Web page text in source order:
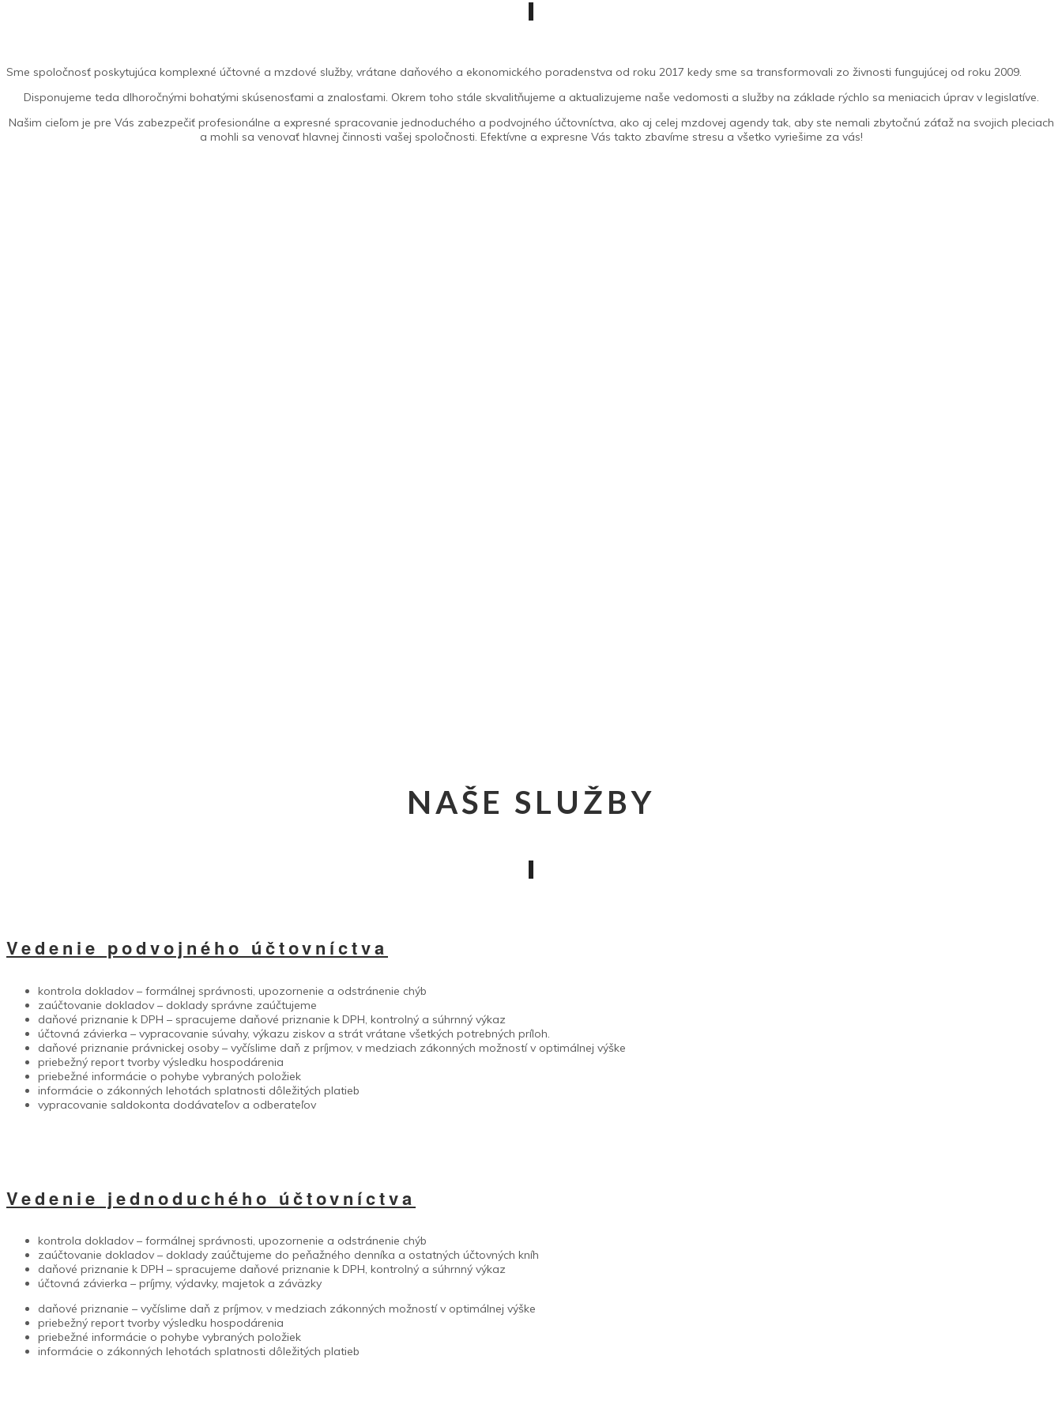
Sme spoločnosť poskytujúca komplexné účtovné a mzdové služby, vrátane daňového a ekonomického poradenstva od roku 2017 kedy sme sa transformovali zo živnosti fungujúcej od roku 2009.
Disponujeme teda dlhoročnými bohatými skúsenosťami a znalosťami. Okrem toho stále skvalitňujeme a aktualizujeme naše vedomosti a služby na základe rýchlo sa meniacich úprav v legislatíve.
Našim cieľom je pre Vás zabezpečiť profesionálne a expresné spracovanie jednoduchého a podvojného účtovníctva, ako aj celej mzdovej agendy tak, aby ste nemali zbytočnú záťaž na svojich pleciach
a mohli sa venovať hlavnej činnosti vašej spoločnosti. Efektívne a expresne Vás takto zbavíme stresu a všetko vyriešime za vás!
NAŠE SLUŽBY
Vedenie podvojného účtovníctva
kontrola dokladov – formálnej správnosti, upozornenie a odstránenie chýb
zaúčtovanie dokladov – doklady správne zaúčtujeme
daňové priznanie k DPH – spracujeme daňové priznanie k DPH, kontrolný a súhrnný výkaz
účtovná závierka – vypracovanie súvahy, výkazu ziskov a strát vrátane všetkých potrebných príloh.
daňové priznanie právnickej osoby – vyčíslime daň z príjmov, v medziach zákonných možností v optimálnej výške
priebežný report tvorby výsledku hospodárenia
priebežné informácie o pohybe vybraných položiek
informácie o zákonných lehotách splatnosti dôležitých platieb
vypracovanie saldokonta dodávateľov a odberateľov
Vedenie jednoduchého účtovníctva
kontrola dokladov – formálnej správnosti, upozornenie a odstránenie chýb
zaúčtovanie dokladov – doklady zaúčtujeme do peňažného denníka a ostatných účtovných kníh
daňové priznanie k DPH – spracujeme daňové priznanie k DPH, kontrolný a súhrnný výkaz
účtovná závierka – príjmy, výdavky, majetok a záväzky
daňové priznanie – vyčíslime daň z príjmov, v medziach zákonných možností v optimálnej výške
priebežný report tvorby výsledku hospodárenia
priebežné informácie o pohybe vybraných položiek
informácie o zákonných lehotách splatnosti dôležitých platieb